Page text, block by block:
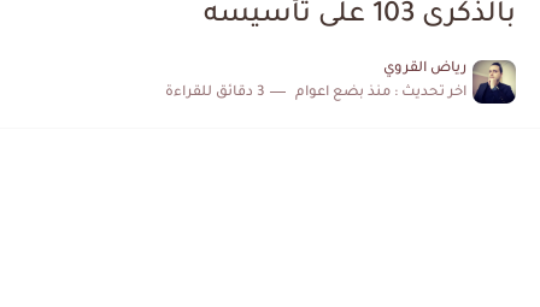
بالذكرى 103 على تأسيسه
رياض القروي
اخر تحديث : منذ بضع اعوام 3 دقائق للقراءة